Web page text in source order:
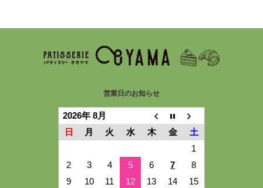
営業日のお知らせ
2026年 8月
日
月 火 水 木 金
土
1
2
3 4 5 6 7
8
9
10 11 12 13 14 15